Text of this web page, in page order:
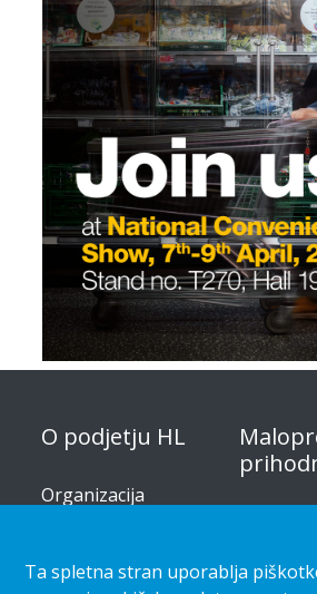
O podjetju HL
Organizacija
odgovornost
Primeri
Ta spletna stran uporablja